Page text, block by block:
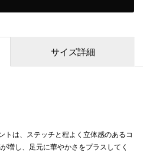
サイズ詳細
トは、ステッチと程よく立体感のあるコ
増し、足元に華やかさをプラスしてく